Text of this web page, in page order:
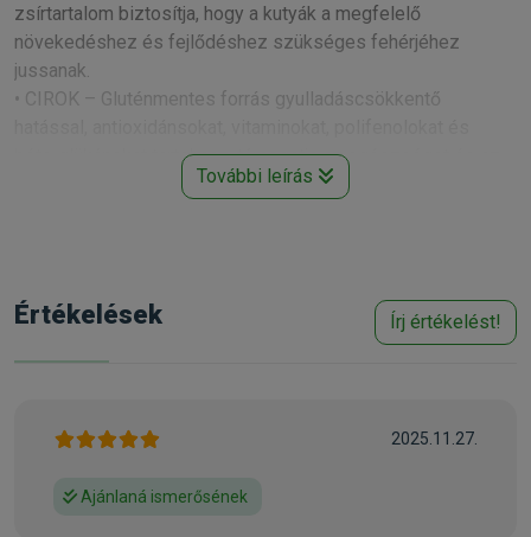
zsírtartalom biztosítja, hogy a kutyák a megfelelő
növekedéshez és fejlődéshez szükséges fehérjéhez
jussanak.
• CIROK – Gluténmentes forrás gyulladáscsökkentő
béta-glükánokat tartalmaz, támogatja az egészséget és az
• CSALÁN – Támogatja az egészséges májat és a húgyúti
rendszer működését, méregteleníti a szervezetet.
• ÁNIZS – Serkenti az emésztést és a puffadás ellen hat.
• PREBIOTIKUMOK – FOS (fruktooligoszacharidok) és MOS
- Segít az emésztőrendszer megfelelő működésében.
További leírás
Értékelések Írj értékelést!
2025.11.27.
Ajánlaná ismerősének